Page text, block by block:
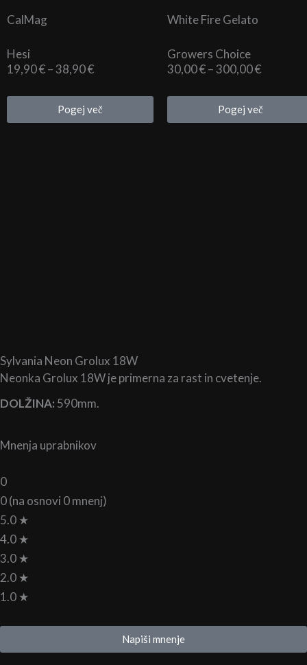
CalMag
Hesi
19,90€–38,90€Cenovni
od
19,90 €
Pogej več
White Fire Gelato
Growers Choice
30,00€–300,00€Cenovni
od
30,00 €
Pogej več
Sylvania Neon Grolux 18W
Neonka Grolux 18W je primerna za rast in cvetenje.
DOLŽINA: 590mm.
Mnenja uprabnikov
0
0 (na osnovi 0 mnenj)
5.0 ★
4.0 ★
3.0 ★
2.0 ★
1.0 ★
Napiši mnenje